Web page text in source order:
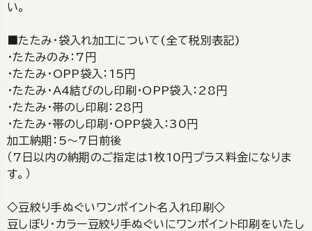
い。
■たたみ・袋入れ加工について(全て税別表記)
・たたみのみ：7円
・たたみ・OPP袋入：15円
・たたみ・A4結びのし印刷・OPP袋入：28円
・たたみ・帯のし印刷：28円
・たたみ・帯のし印刷・OPP袋入：30円
加工納期：5～7日前後
（7日以内の納期のご指定は1枚10円プラス料金になりま
す。）
◇豆絞り手ぬぐいワンポイント名入れ印刷◇
豆しぼり・カラー豆絞り手ぬぐいにワンポイント印刷をいたし